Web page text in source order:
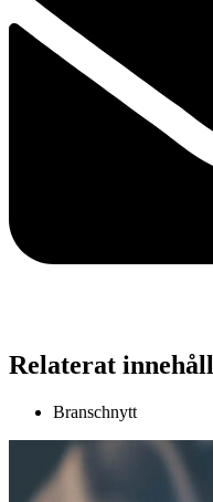
Relaterat innehåll
Branschnytt